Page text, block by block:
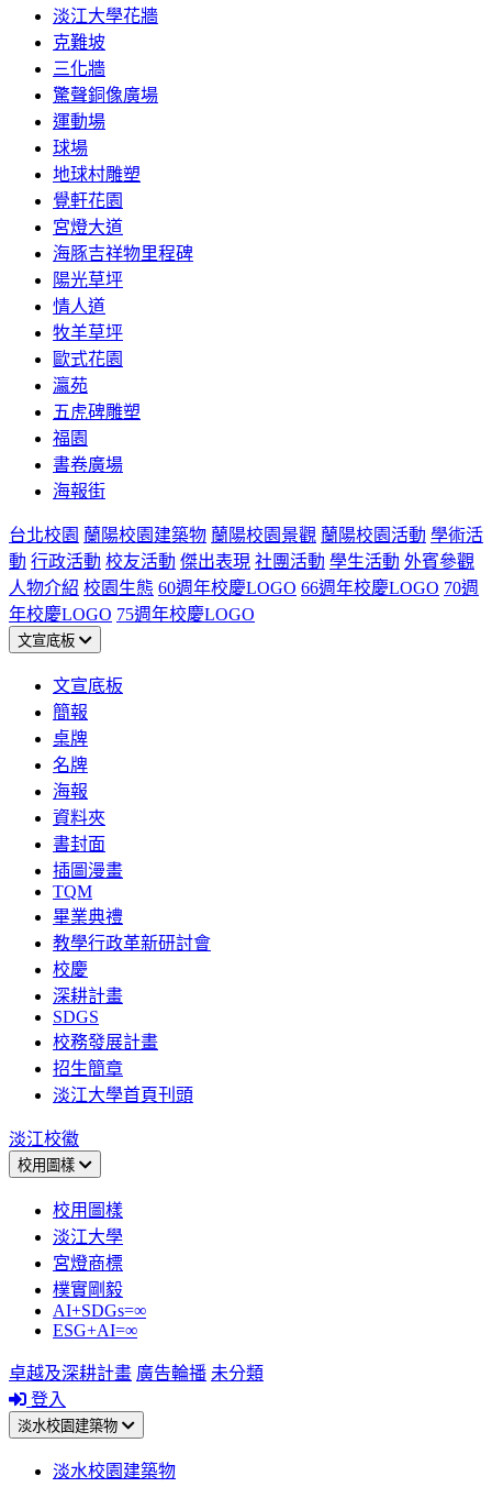
淡江大學花牆
克難坡
三化牆
驚聲銅像廣場
運動場
球場
地球村雕塑
覺軒花園
宮燈大道
海豚吉祥物里程碑
陽光草坪
情人道
牧羊草坪
歐式花園
瀛苑
五虎碑雕塑
福園
書卷廣場
海報街
台北校園 蘭陽校園建築物 蘭陽校園景觀 蘭陽校園活動 學術活
動 行政活動 校友活動 傑出表現 社團活動 學生活動 外賓參觀
人物介紹 校園生態 60週年校慶LOGO 66週年校慶LOGO 70週
年校慶LOGO 75週年校慶LOGO
文宣底板
文宣底板
簡報
桌牌
名牌
海報
資料夾
書封面
插圖漫畫
TQM
畢業典禮
教學行政革新研討會
校慶
深耕計畫
SDGS
校務發展計畫
招生簡章
淡江大學首頁刊頭
淡江校徽
校用圖樣
校用圖樣
淡江大學
宮燈商標
樸實剛毅
AI+SDGs=∞
ESG+AI=∞
卓越及深耕計畫 廣告輪播 未分類
登入
淡水校園建築物
淡水校園建築物